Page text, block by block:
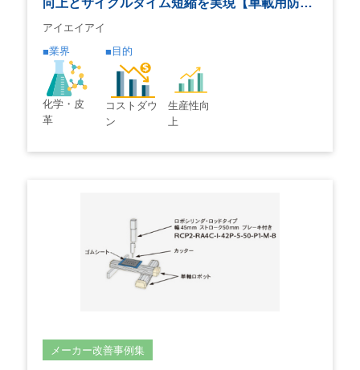
アイエイアイ
業界
化学・皮
革
目的
コストダウ
ン
生産性向
上
メーカー改善事例集